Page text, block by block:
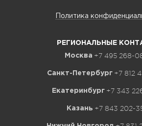
Политика
РЕГИОНАЛЬНЫЕ
Москва +7 495 268-
Санкт-Петербург +7 812
Екатеринбург +7 343
Казань +7 843 202-